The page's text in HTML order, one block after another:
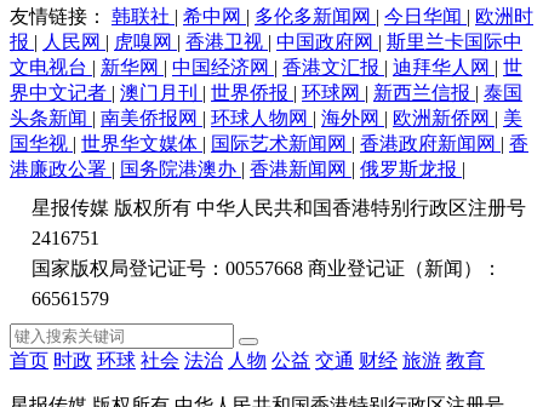
友情链接： 韩联社 | 希中网 | 多伦多新闻网 | 今日华闻 | 欧洲时
报 | 人民网 | 虎嗅网 | 香港卫视 | 中国政府网 | 斯里兰卡国际中
文电视台 | 新华网 | 中国经济网 | 香港文汇报 | 迪拜华人网 | 世
界中文记者 | 澳门月刊 | 世界侨报 | 环球网 | 新西兰信报 | 泰国
头条新闻 | 南美侨报网 | 环球人物网 | 海外网 | 欧洲新侨网 | 美
国华视 | 世界华文媒体 | 国际艺术新闻网 | 香港政府新闻网 | 香
港廉政公署 | 国务院港澳办 | 香港新闻网 | 俄罗斯龙报 |
星报传媒 版权所有 中华人民共和国香港特别行政区注册号
2416751
国家版权局登记证号：00557668 商业登记证（新闻）：
66561579
首页 时政 环球 社会 法治 人物 公益 交通 财经 旅游 教育